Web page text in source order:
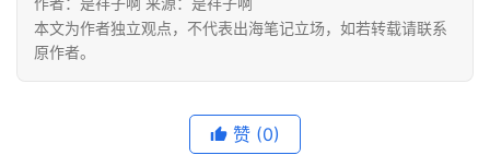
干
本文为作者独立观点，不代表出海笔记立场，如若转载请联系
原作者。
赞 (0)